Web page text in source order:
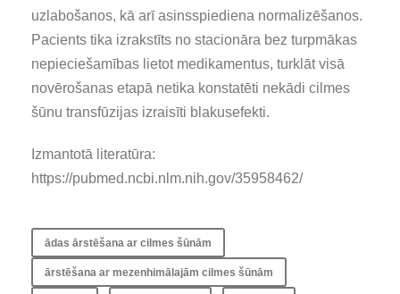
uzlabošanos, kā arī asinsspiediena normalizēšanos.
Pacients tika izrakstīts no stacionāra bez turpmākas
nepieciešamības lietot medikamentus, turklāt visā
novērošanas etapā netika konstatēti nekādi cilmes
šūnu transfūzijas izraisīti blakusefekti.
Izmantotā literatūra:
https://pubmed.ncbi.nlm.nih.gov/35958462/
ādas ārstēšana ar cilmes šūnām
ārstēšana ar mezenhimālajām cilmes šūnām